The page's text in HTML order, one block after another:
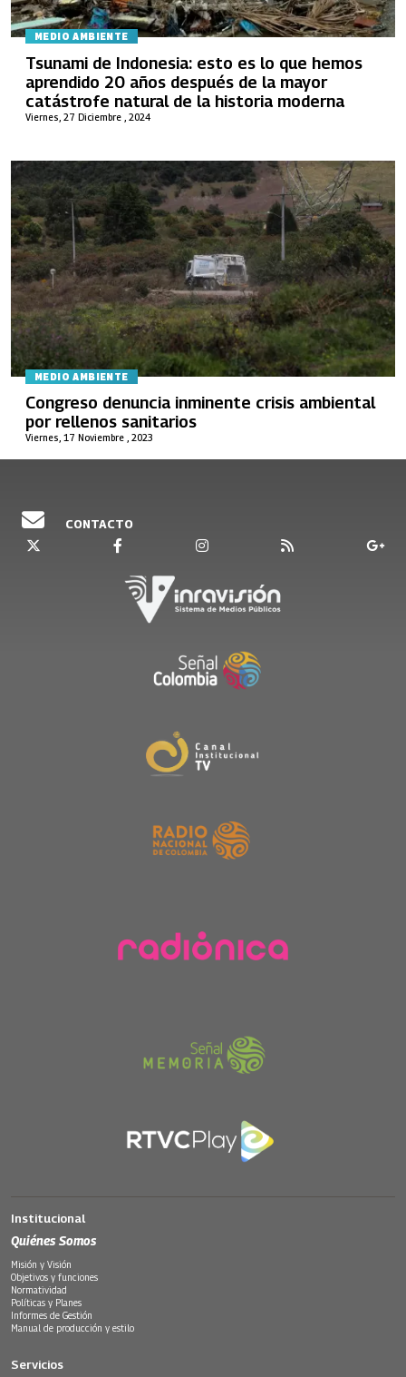
MEDIO AMBIENTE
Viernes, 27 Diciembre , 2024
Tsunami de Indonesia: esto es lo que hemos
aprendido 20 años después de la mayor
catástrofe natural de la historia moderna
MEDIO AMBIENTE
Viernes, 17 Noviembre , 2023
Congreso denuncia inminente crisis ambiental
por rellenos sanitarios
CONTACTO
Institucional
Quiénes Somos
Misión y Visión
Objetivos y funciones
Normatividad
Políticas y Planes
Informes de Gestión
Manual de producción y estilo
Servicios